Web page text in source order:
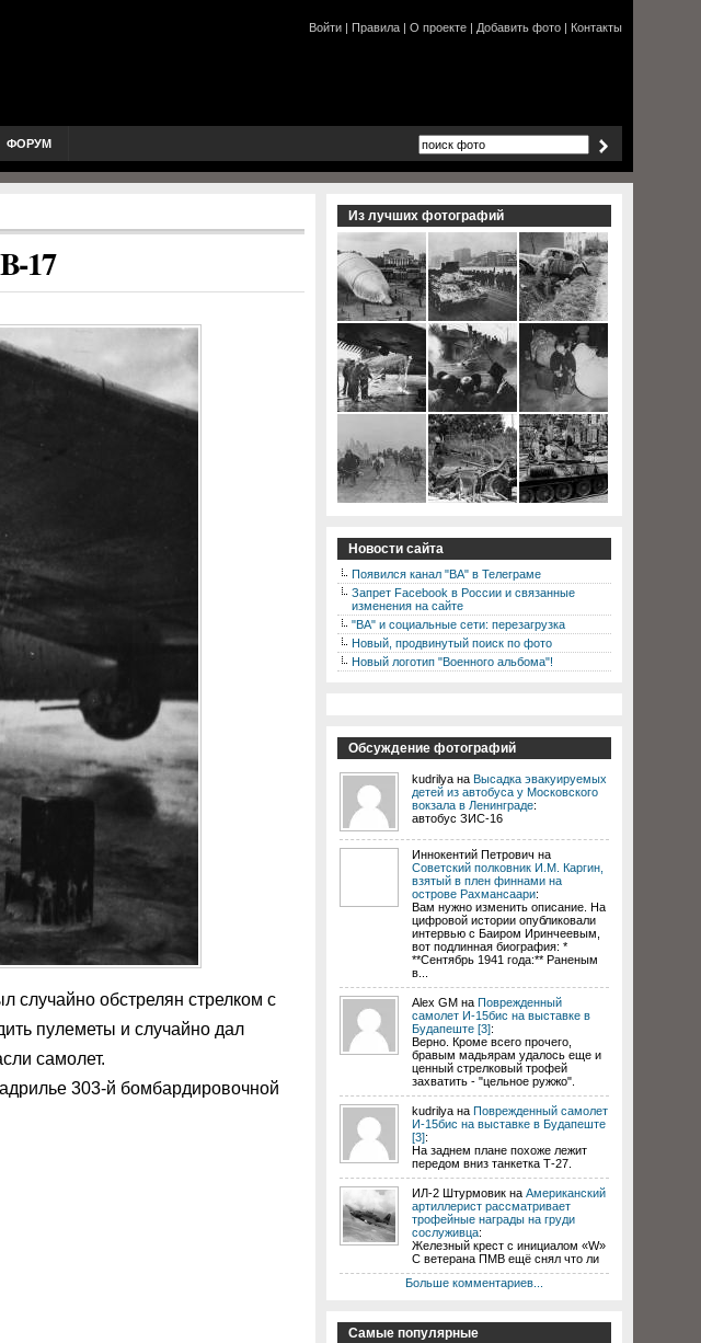
Войти | Правила | О проекте | Добавить фото | Контакты
ФОРУМ
17
случайно обстрелян стрелком с
пулеметы и случайно дал
самолет.
303-й бомбардировочной
Из лучших фотографий
Новости сайта
Появился канал "ВА" в Телеграме
Запрет Facebook в России и связанные
изменения на сайте
"ВА" и социальные сети: перезагрузка
Новый, продвинутый поиск по фото
Новый логотип "Военного альбома"!
Обсуждение фотографий
kudrilya на Высадка эвакуируемых
детей из автобуса у Московского
вокзала в Ленинграде:
автобус ЗИС-16
Иннокентий Петрович на
Советский полковник И.М. Каргин,
взятый в плен финнами на
острове Рахмансаари:
Вам нужно изменить описание. На
цифровой истории опубликовали
интервью с Баиром Иринчеевым,
вот подлинная биография: *
**Сентябрь 1941 года:** Раненым
в...
Alex GM на Поврежденный
самолет И-15бис на выставке в
Будапеште [3]:
Верно. Кроме всего прочего,
бравым мадьярам удалось еще и
ценный стрелковый трофей
захватить - "цельное ружжо".
kudrilya на Поврежденный самолет
И-15бис на выставке в Будапеште
[3]:
На заднем плане похоже лежит
передом вниз танкетка Т-27.
ИЛ-2 Штурмовик на Американский
артиллерист рассматривает
трофейные награды на груди
сослуживца:
Железный крест с инициалом «W»
С ветерана ПМВ ещё снял что ли
Больше комментариев...
Самые популярные